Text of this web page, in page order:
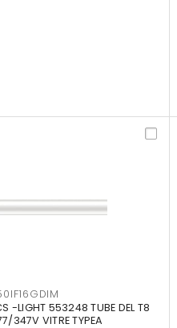
-LIGHT 553248 TUBE DEL T8
347V VITRE TYPEA